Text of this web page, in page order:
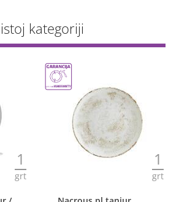
kategoriji
1
grt
1
grt